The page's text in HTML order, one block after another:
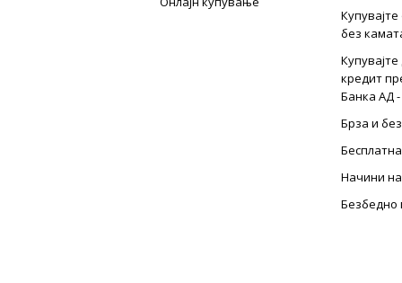
без
кредит
Банка АД -
Брза и
Начини
Безбедно